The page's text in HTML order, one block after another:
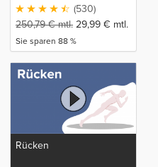
Auszubildende
Wirth (1)
(530)
250,79€mtl. 29,99 € mtl.
Sie sparen 88 %
Rücken